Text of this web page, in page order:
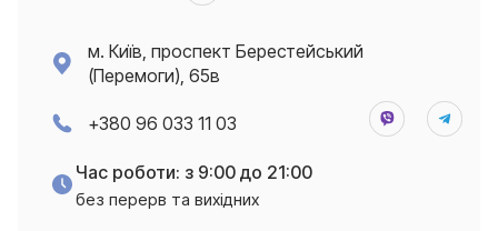
м. Київ, проспект Берестейський
(Перемоги), 65в
+380 96 033 11 03
Час роботи: з 9:00 до 21:00
без перерв та вихідних